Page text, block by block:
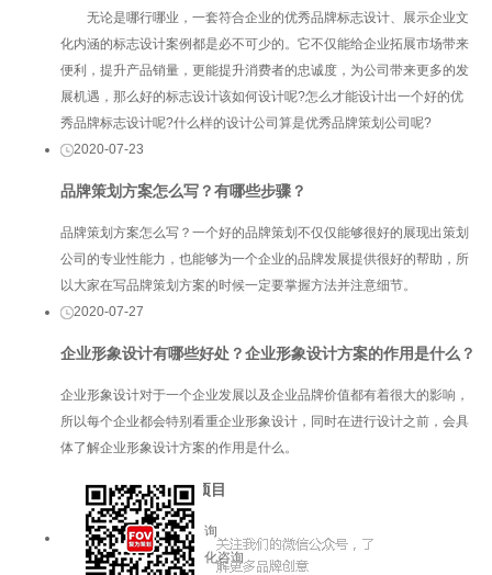
无论是哪行哪业，一套符合企业的优秀品牌标志设计、展示企业文
化内涵的标志设计案例都是必不可少的。它不仅能给企业拓展市场带来
便利，提升产品销量，更能提升消费者的忠诚度，为公司带来更多的发
展机遇，那么好的标志设计该如何设计呢?怎么才能设计出一个好的优
秀品牌标志设计呢?什么样的设计公司算是优秀品牌策划公司呢?
2020-07-23
品牌策划方案怎么写？有哪些步骤？
品牌策划方案怎么写？一个好的品牌策划不仅仅能够很好的展现出策划
公司的专业性能力，也能够为一个企业的品牌发展提供很好的帮助，所
以大家在写品牌策划方案的时候一定要掌握方法并注意细节。
2020-07-27
企业形象设计有哪些好处？企业形象设计方案的作用是什么？
企业形象设计对于一个企业发展以及企业品牌价值都有着很大的影响，
所以每个企业都会特别看重企业形象设计，同时在进行设计之前，会具
体了解企业形象设计方案的作用是什么。
服务项目
品牌咨询
企业文化咨询